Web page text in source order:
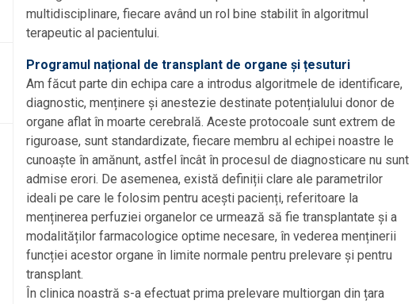
multidisciplinare, fiecare având un rol bine stabilit în algoritmul
terapeutic al pacientului.
Programul național de transplant de organe și țesuturi
Am făcut parte din echipa care a introdus algoritmele de identificare,
diagnostic, menținere și anestezie destinate potențialului donor de
organe aflat în moarte cerebrală. Aceste protocoale sunt extrem de
riguroase, sunt standardizate, fiecare membru al echipei noastre le
cunoaște în amănunt, astfel încât în procesul de diagnosticare nu sunt
admise erori. De asemenea, există definiții clare ale parametrilor
ideali pe care le folosim pentru acești pacienți, referitoare la
menținerea perfuziei organelor ce urmează să fie transplantate și a
modalităților farmacologice optime necesare, în vederea menținerii
funcției acestor organe în limite normale pentru prelevare și pentru
transplant.
În clinica noastră s-a efectuat prima prelevare multiorgan din țara